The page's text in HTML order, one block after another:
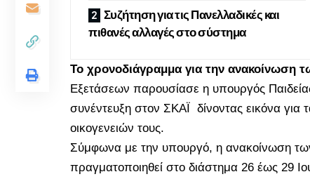
Συζήτηση για τις Πανελλαδικές και
πιθανές αλλαγές στο σύστημα
Το χρονοδιάγραμμα για την ανακοίνωση
Εξετάσεων παρουσίασε η υπουργός
συνέντευξη στον ΣΚΑΪ δίνοντας εικόνα
οικογενειών τους.
Σύμφωνα με την υπουργό, η ανακοίνωση
πραγματοποιηθεί στο διάστημα 26 έως 29